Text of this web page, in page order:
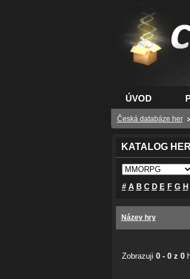
CDH.cz
PS,
ÚVOD
Česká databáze her
KATALOG
# A B C D E F G H
Název hry
Zobrazuji 0 - 0 z 0